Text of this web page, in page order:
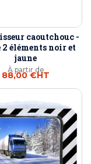
caoutchouc -
2 éléments noir et
jaune
À partir de
88,00 €HT